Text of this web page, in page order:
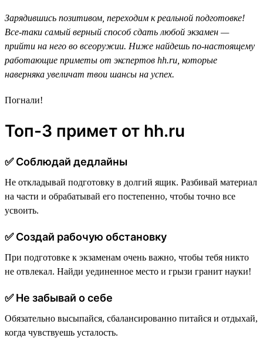
Зарядившись позитивом, переходим к реальной подготовке!
Все-таки самый верный способ сдать любой экзамен —
прийти на него во всеоружии. Ниже найдешь по-настоящему
работающие приметы от экспертов hh.ru, которые
наверняка увеличат твои шансы на успех.
Погнали!
Топ-3 примет от hh.ru
✅ Cоблюдай дедлайны
Не откладывай подготовку в долгий ящик. Разбивай материал
на части и обрабатывай его постепенно, чтобы точно все
усвоить.
✅ Создай рабочую обстановку
При подготовке к экзаменам очень важно, чтобы тебя никто
не отвлекал. Найди уединенное место и грызи гранит науки!
✅ Не забывай о себе
Обязательно высыпайся, сбалансированно питайся и отдыхай,
когда чувствуешь усталость.